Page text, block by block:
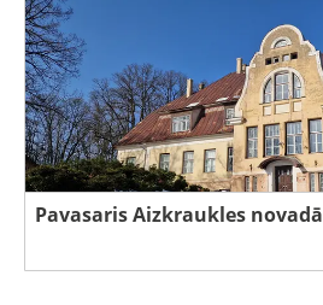
Pavasaris Aizkraukles novadā